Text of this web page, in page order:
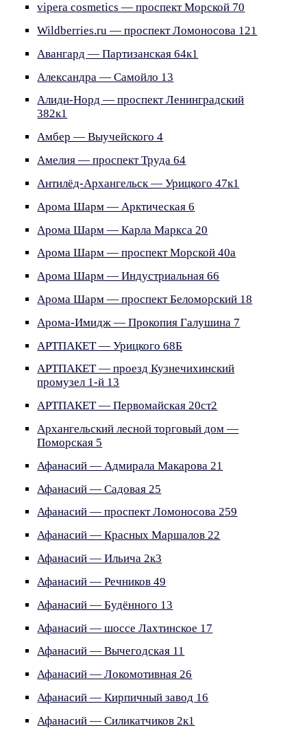
vipera cosmetics — проспект Морской 70
Wildberries.ru — проспект Ломоносова 121
Авангард — Партизанская 64к1
Александра — Самойло 13
Алиди-Норд — проспект Ленинградский
382к1
Амбер — Выучейского 4
Амелия — проспект Труда 64
Антилёд-Архангельск — Урицкого 47к1
Арома Шарм — Арктическая 6
Арома Шарм — Карла Маркса 20
Арома Шарм — проспект Морской 40а
Арома Шарм — Индустриальная 66
Арома Шарм — проспект Беломорский 18
Арома-Имидж — Прокопия Галушина 7
АРТПАКЕТ — Урицкого 68Б
АРТПАКЕТ — проезд Кузнечихинский
промузел 1-й 13
АРТПАКЕТ — Первомайская 20ст2
Архангельский лесной торговый дом —
Поморская 5
Афанасий — Адмирала Макарова 21
Афанасий — Садовая 25
Афанасий — проспект Ломоносова 259
Афанасий — Красных Маршалов 22
Афанасий — Ильича 2к3
Афанасий — Речников 49
Афанасий — Будённого 13
Афанасий — шоссе Лахтинское 17
Афанасий — Вычегодская 11
Афанасий — Локомотивная 26
Афанасий — Кирпичный завод 16
Афанасий — Силикатчиков 2к1